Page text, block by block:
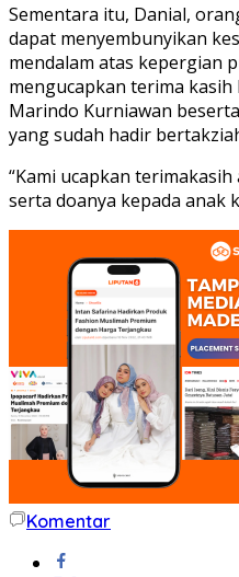
Sementara itu, Danial,
dapat menyembunyikan
mendalam atas kepergian
mengucapkan terima
Marindo Kurniawan
yang sudah hadir
“Kami ucapkan
serta doanya kepada anak
Komentar